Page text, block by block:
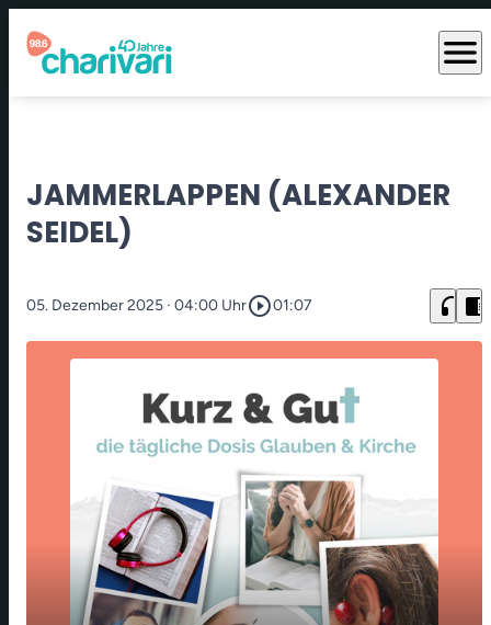
menu
JAMMERLAPPEN (ALEXANDER
SEIDEL)
05. Dezember 2025 · 04:00 Uhrplay_circle_outline01:07 headphones chrome_reader_mode